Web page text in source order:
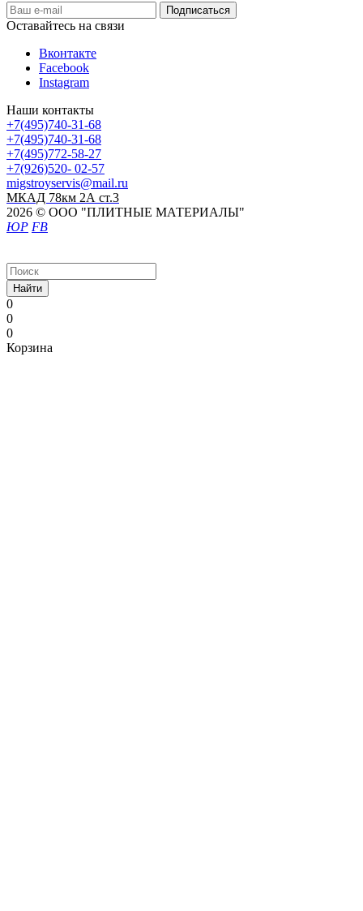
Оставайтесь на связи
Вконтакте
Facebook
Instagram
Наши контакты
+7(495)740-31-68
+7(495)740-31-68
+7(495)772-58-27
+7(926)520- 02-57
migstroyservis@mail.ru
МКАД 78км 2А ст.3
2026 © ООО "ПЛИТНЫЕ МАТЕРИАЛЫ"
ЮР FB
Найти
0
0
0
Корзина